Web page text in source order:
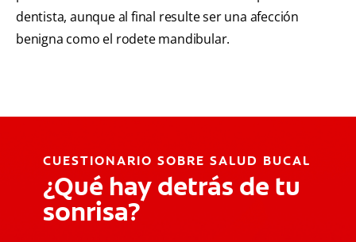
dentista, aunque al final resulte ser una afección
benigna como el rodete mandibular.
CUESTIONARIO SOBRE SALUD BUCAL
¿Qué hay detrás de tu
sonrisa?